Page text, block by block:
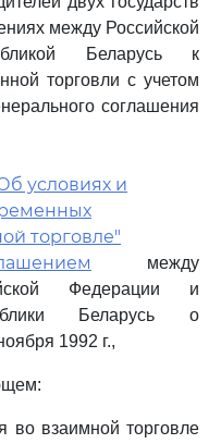
между Российской
Беларусь к
торговли с учетом
соглашения
условиях и
торговле"
между
Федерации и
Беларусь о
1992 г.,
во взаимной торговле